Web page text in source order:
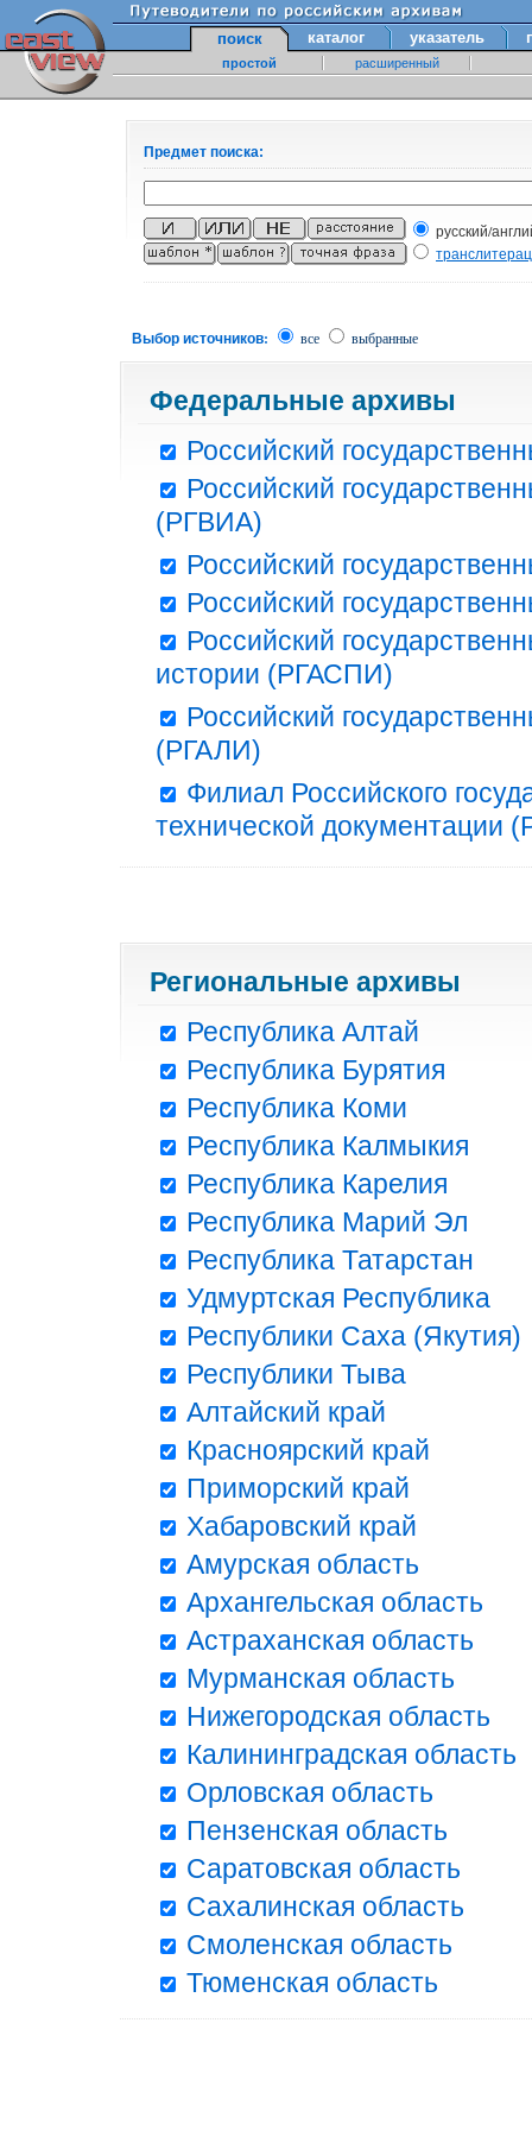
поиск каталог указатель
простой расширенный
Предмет поиска:
русский/
Выбор источников: все выбранные
Федеральные архивы
Российский
Российский
(РГВИА)
Российский
Российский
Российский
истории (РГАСПИ)
Российский
(РГАЛИ)
Филиал Российского
технической документации
Региональные архивы
Республика Алтай
Республика Бурятия
Республика Коми
Республика Калмыкия
Республика Карелия
Республика Марий Эл
Республика Татарстан
Удмуртская Республика
Республики Саха (Якутия)
Республики Тыва
Алтайский край
Красноярский край
Приморский край
Хабаровский край
Амурская область
Архангельская область
Астраханская область
Мурманская область
Нижегородская область
Калининградская область
Орловская область
Пензенская область
Саратовская область
Сахалинская область
Смоленская область
Тюменская область